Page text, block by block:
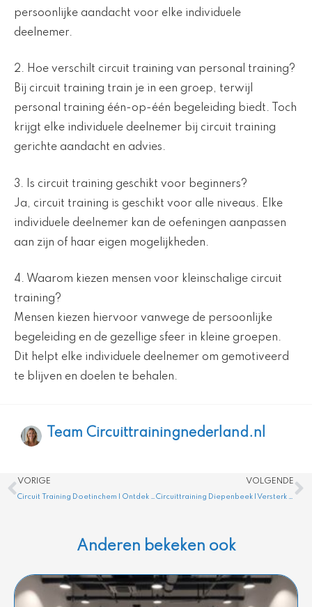
persoonlijke aandacht voor elke individuele
deelnemer.
2. Hoe verschilt circuit training van personal training?
Bij circuit training train je in een groep, terwijl
personal training één-op-één begeleiding biedt. Toch
krijgt elke individuele deelnemer bij circuit training
gerichte aandacht en advies.
3. Is circuit training geschikt voor beginners?
Ja, circuit training is geschikt voor alle niveaus. Elke
individuele deelnemer kan de oefeningen aanpassen
aan zijn of haar eigen mogelijkheden.
4. Waarom kiezen mensen voor kleinschalige circuit
training?
Mensen kiezen hiervoor vanwege de persoonlijke
begeleiding en de gezellige sfeer in kleine groepen.
Dit helpt elke individuele deelnemer om gemotiveerd
te blijven en doelen te behalen.
Team Circuittrainingnederland.nl
Vorige
VORIGE VOLGENDE
Anderen bekeken ook